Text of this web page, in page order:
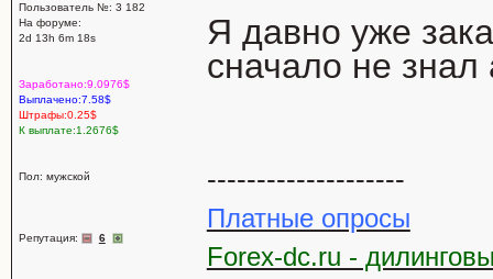
Пользователь №: 3 182
На форуме:
2d 13h 6m 18s
Заработано:9.0976$
Выплачено:7.58$
Штрафы:0.25$
К выплате:1.2676$
Пол: мужской
Репутация: 6
Я давно уже
сначало не знал
--------------------
Платные опросы
Forex-dc.ru -